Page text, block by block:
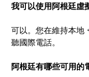
我可以使用阿根廷虛
可以。您在維持本
聽國際電話。
阿根廷有哪些可用的